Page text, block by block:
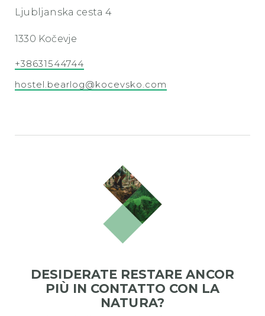
Ljubljanska cesta 4
1330 Kočevje
+38631544744
hostel.bearlog@kocevsko.com
DESIDERATE RESTARE ANCOR
PIÙ IN CONTATTO CON LA
NATURA?